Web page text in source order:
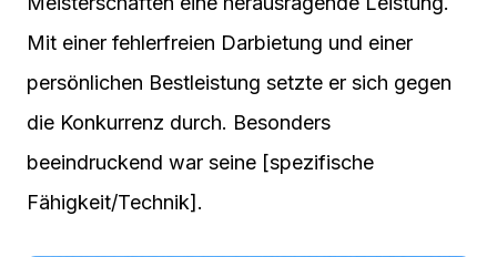
Mit einer fehlerfreien Darbietung und einer
persönlichen Bestleistung setzte er sich gegen
die Konkurrenz durch. Besonders
beeindruckend war seine [spezifische
Fähigkeit/Technik].